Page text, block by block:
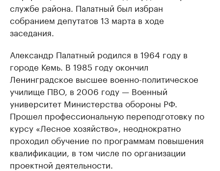
службе района. Палатный был избран
собранием депутатов 13 марта в ходе
заседания.
Александр Палатный родился в 1964 году в
городе Кемь. В 1985 году окончил
Ленинградское высшее военно-политическое
училище ПВО, в 2006 году — Военный
университет Министерства обороны РФ.
Прошел профессиональную переподготовку по
курсу «Лесное хозяйство», неоднократно
проходил обучение по программам повышения
квалификации, в том числе по организации
проектной деятельности.